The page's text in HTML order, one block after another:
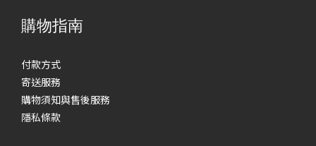
購物指南
付款方式
寄送服務
購物須知與售後服務
隱私條款